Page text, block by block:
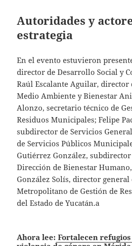
Autoridades y
estrategia
En el evento estuvieron
director de Desarrollo Social y
Raúl Escalante Aguilar, director
Medio Ambiente y Bienestar
Alonzo, secretario técnico de
Residuos Municipales; Felipe
subdirector de Servicios
de Servicios Públicos
Gutiérrez González,
Dirección de Bienestar
González Solís, director general
Metropolitano de Gestión de
del Estado de Yucatán.a
Ahora lee: Fortalecen